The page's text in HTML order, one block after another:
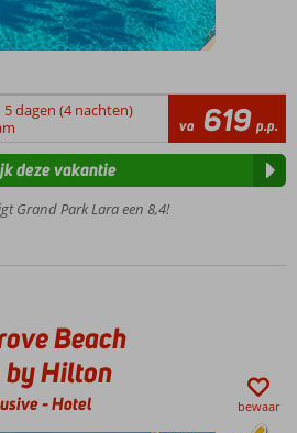
5 dagen (4 nachten)
va 619 p.p.
Grand Park Lara een 8,4!
deze vakantie
Beach
by Hilton
-Hotel bewaar